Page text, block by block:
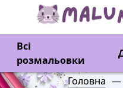
Всі
розмальовки
Головна —